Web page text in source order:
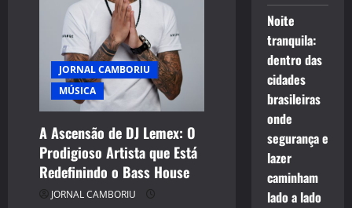
JORNAL CAMBORIU
MÚSICA
A Ascensão de DJ Lemex: O
Prodigioso Artista que Está
Redefinindo o Bass House
JORNAL CAMBORIU
Noite
tranquila:
dentro das
cidades
brasileiras
onde
segurança e
lazer
caminham
lado a lado